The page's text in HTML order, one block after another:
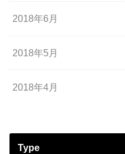
2018年6月
2018年5月
2018年4月
Type